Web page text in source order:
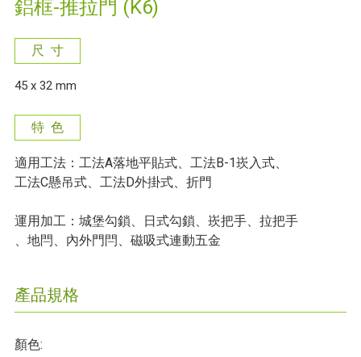
鋁框-推拉門 (K6)
尺 寸
45 x 32 mm
特 色
適用工法：工法A落地平貼式、工法B-1崁入式、
工法C懸吊式、工法D外掛式、折門
運用加工：城堡勾鎖、日式勾鎖、崁把手、拉把手
、地閂、內外門閂、磁吸式連動五金
產品規格
顏色: